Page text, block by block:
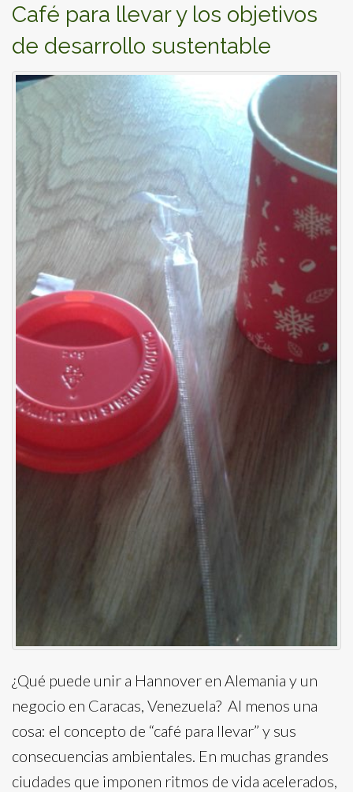
Café para llevar y los objetivos
de desarrollo sustentable
¿Qué puede unir a Hannover en Alemania y un
negocio en Caracas, Venezuela? Al menos una
cosa: el concepto de “café para llevar” y sus
consecuencias ambientales. En muchas grandes
ciudades que imponen ritmos de vida acelerados,